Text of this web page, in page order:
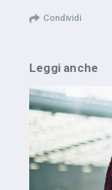
Condividi
Leggi anche